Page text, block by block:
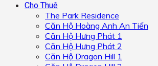
Cho Thuê
The Park Residence
Căn Hộ Hoàng Anh An Tiến
Căn Hộ Hưng Phát 1
Căn Hộ Hưng Phát 2
Căn Hộ Dragon Hill 1